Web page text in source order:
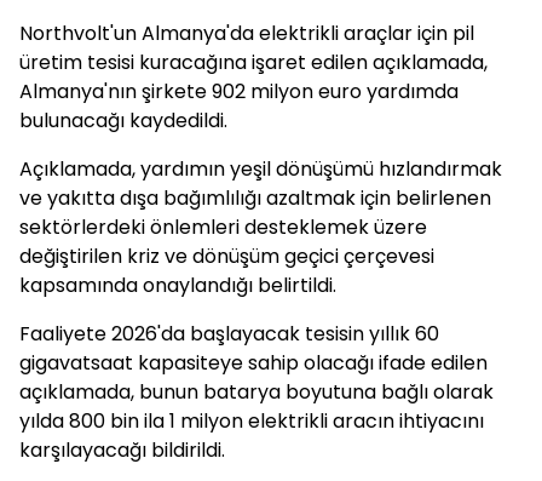
Northvolt'un Almanya'da elektrikli araçlar için pil
üretim tesisi kuracağına işaret edilen açıklamada,
Almanya'nın şirkete 902 milyon euro yardımda
bulunacağı kaydedildi.
Açıklamada, yardımın yeşil dönüşümü hızlandırmak
ve yakıtta dışa bağımlılığı azaltmak için belirlenen
sektörlerdeki önlemleri desteklemek üzere
değiştirilen kriz ve dönüşüm geçici çerçevesi
kapsamında onaylandığı belirtildi.
Faaliyete 2026'da başlayacak tesisin yıllık 60
gigavatsaat kapasiteye sahip olacağı ifade edilen
açıklamada, bunun batarya boyutuna bağlı olarak
yılda 800 bin ila 1 milyon elektrikli aracın ihtiyacını
karşılayacağı bildirildi.